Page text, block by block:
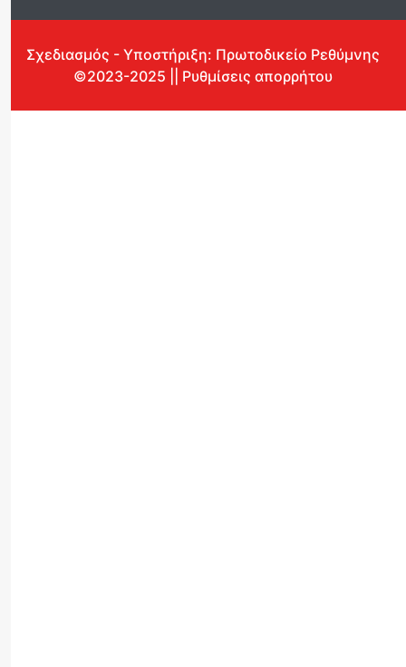
Σχεδιασμός - Υποστήριξη: Πρωτοδικείο Ρεθύμνης
©2023-2025 || Ρυθμίσεις απορρήτου